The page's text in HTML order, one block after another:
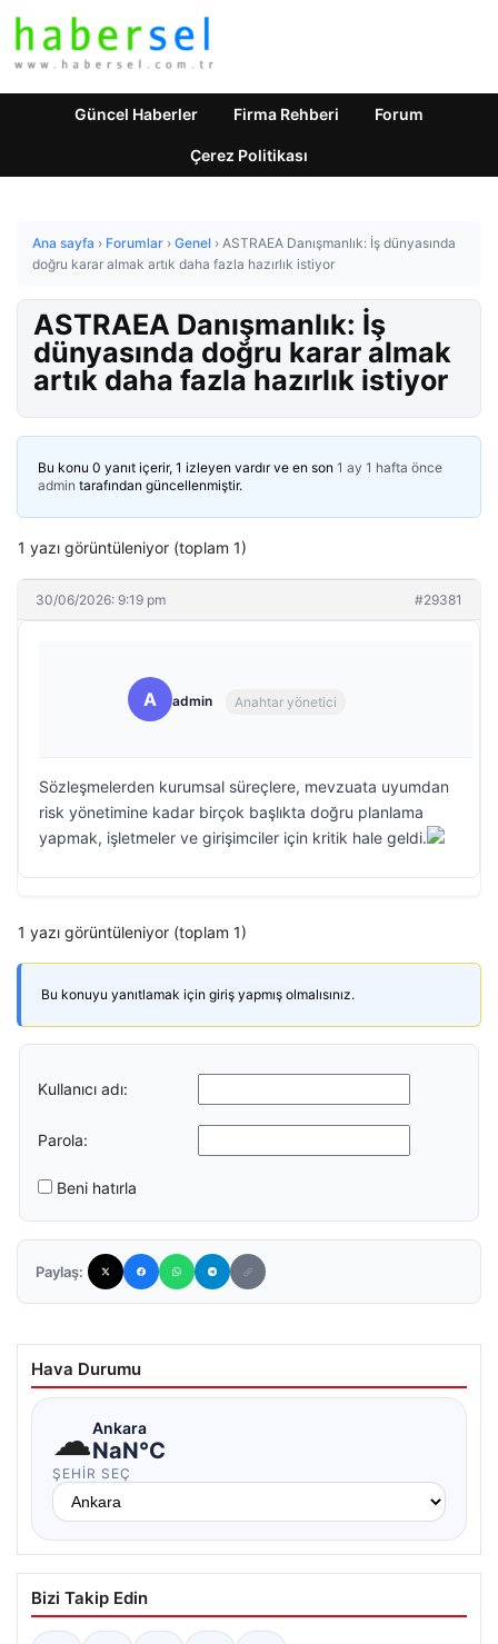
Güncel Haberler Firma Rehberi Forum
Çerez Politikası
Ana sayfa › Forumlar › Genel › ASTRAEA Danışmanlık: İş dünyasında
doğru karar almak artık daha fazla hazırlık istiyor
ASTRAEA Danışmanlık: İş
dünyasında doğru karar almak
artık daha fazla hazırlık istiyor
Bu konu 0 yanıt içerir, 1 izleyen vardır ve en son 1 ay 1 hafta önce
admin tarafından güncellenmiştir.
1 yazı görüntüleniyor (toplam 1)
30/06/2026: 9:19 pm #29381
A admin Anahtar yönetici
Sözleşmelerden kurumsal süreçlere, mevzuata uyumdan
risk yönetimine kadar birçok başlıkta doğru planlama
yapmak, işletmeler ve girişimciler için kritik hale geldi.
1 yazı görüntüleniyor (toplam 1)
Bu konuyu yanıtlamak için giriş yapmış olmalısınız.
Kullanıcı adı:
Parola:
Beni hatırla
Paylaş:
Hava Durumu
☁Ankara
NaN°C
ŞEHIR SEÇ
Bizi Takip Edin